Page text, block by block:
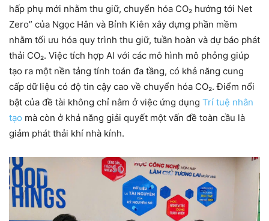
hấp phụ mới nhằm thu giữ, chuyển hóa CO₂ hướng tới Net
Zero” của Ngọc Hân và Bỉnh Kiên xây dựng phần mềm
nhằm tối ưu hóa quy trình thu giữ, tuần hoàn và dự báo phát
thải CO₂. Việc tích hợp AI với các mô hình mô phỏng giúp
tạo ra một nền tảng tính toán đa tầng, có khả năng cung
cấp dữ liệu có độ tin cậy cao về chuyển hóa CO₂. Điểm nổi
bật của đề tài không chỉ nằm ở việc ứng dụng Trí tuệ nhân
tạo mà còn ở khả năng giải quyết một vấn đề toàn cầu là
giảm phát thải khí nhà kính.